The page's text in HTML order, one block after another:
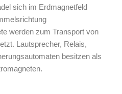
sich im Erdmagnetfeld
werden zum Transport von
Lautsprecher, Relais,
besitzen als